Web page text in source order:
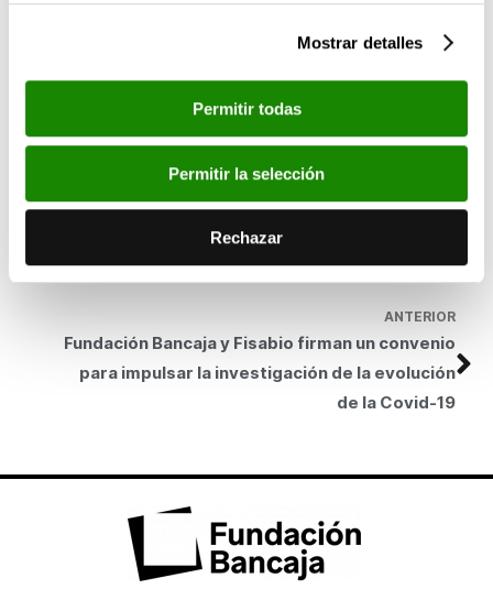
Mostrar detalles
Permitir todas
Permitir la selección
Rechazar
Aznar, el Museu Picasso de Barcelona y la Real Academia de
Bellas Artes de San Fernando, que han cedido obras a esta
artístico de la Fundación Bancaja, que cuenta con una de las
colecciones más extensas de obra gráfica del pintor malagueño
y que ofrece la oportunidad en este proyecto de conocer
ANTERIOR
Fundación Bancaja y Fisabio firman un convenio
para impulsar la investigación de la evolución
de la Covid-19
SIGUIENTE